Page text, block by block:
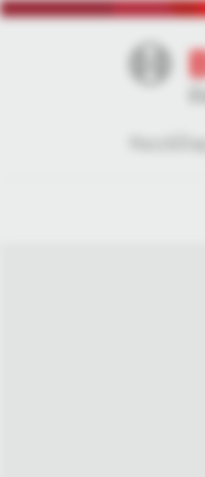
Kezdőlap